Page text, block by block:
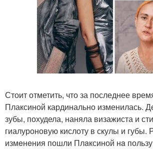
Стоит отметить, что за последнее
Плаксиной кардинально изменилась.
зубы, похудела, наняла визажиста и
гиалуроновую кислоту в скулы и губы.
измeнeния пошли Плaксиной нa